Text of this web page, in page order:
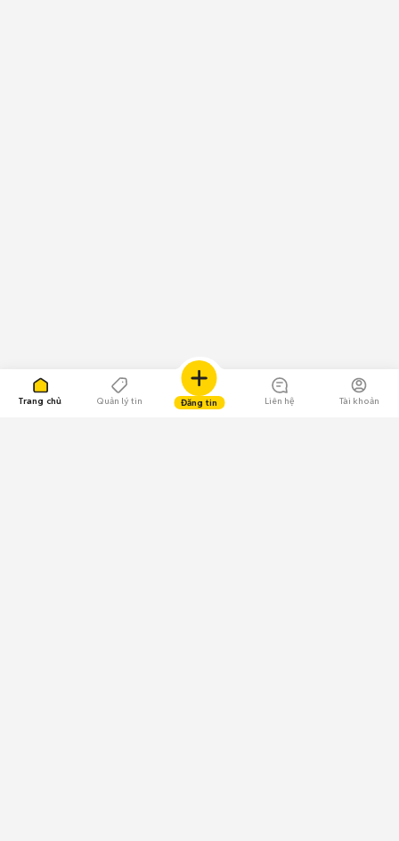
Trang chủ Quản lý tin Đăng tin Liên hệ Tài khoản